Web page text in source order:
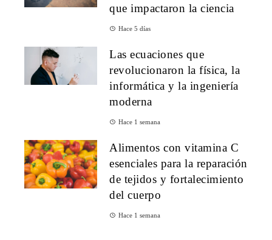
que impactaron la ciencia
Hace 5 días
Las ecuaciones que
revolucionaron la física, la
informática y la ingeniería
moderna
Hace 1 semana
Alimentos con vitamina C
esenciales para la reparación
de tejidos y fortalecimiento
del cuerpo
Hace 1 semana